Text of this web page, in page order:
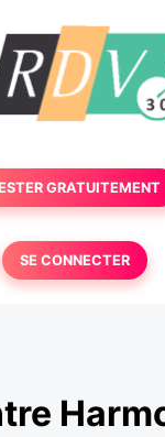
GRATUITEMENT
SE CONNECTER